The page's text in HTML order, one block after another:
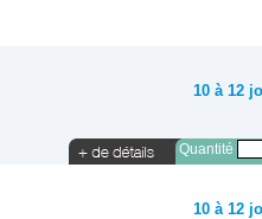
10 à 12
Quantité
10 à 12